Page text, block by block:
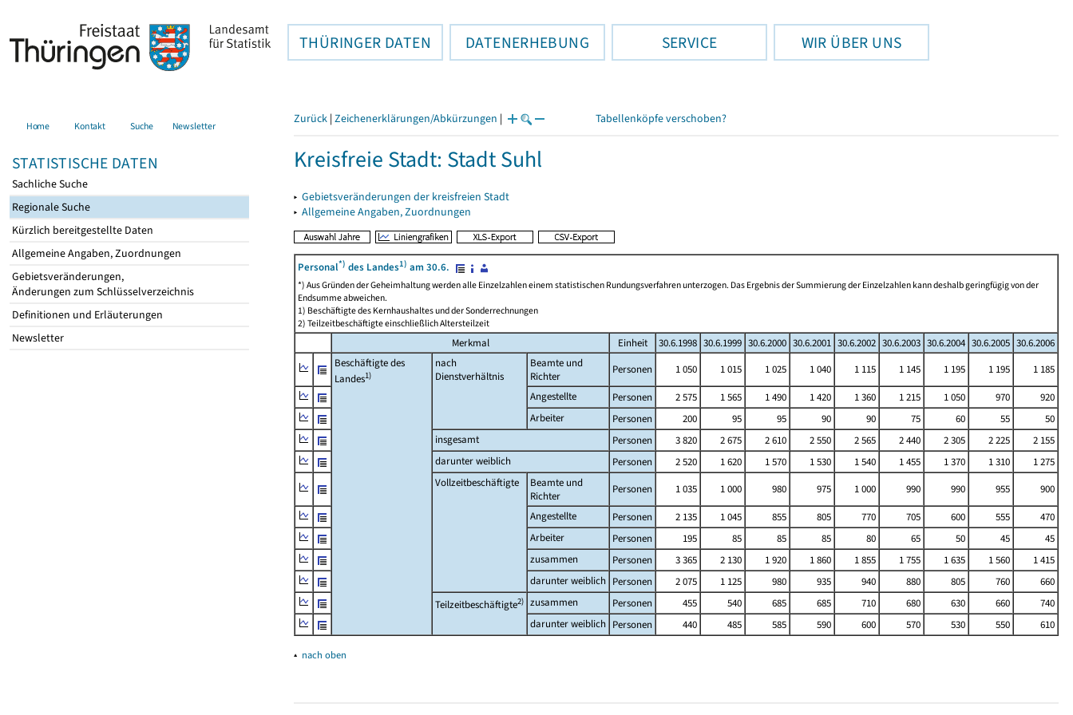
THÜRINGER DATEN DATENERHEBUNG SERVICE WIR ÜBER UNS
Home Kontakt Suche Newsletter
STATISTISCHE DATEN
Sachliche Suche
Regionale Suche
Kürzlich bereitgestellte Daten
Allgemeine Angaben, Zuordnungen
Gebietsveränderungen,
Änderungen zum Schlüsselverzeichnis
Definitionen und Erläuterungen
Newsletter
Zurück | Zeichenerklärungen/Abkürzungen | Tabellenköpfe verschoben?
Kreisfreie Stadt: Stadt Suhl
▸ Gebietsveränderungen der kreisfreien Stadt
▸ Allgemeine Angaben, Zuordnungen
Personal*) des Landes1) am 30.6.
*) Aus Gründen der Geheimhaltung werden alle Einzelzahlen einem statistischen Rundungsverfahren unterzogen. Das Ergebnis der Summierung der Einzelzahlen kann deshalb geringfügig von der
Endsumme abweichen.
1) Beschäftigte des Kernhaushaltes und der Sonderrechnungen
2) Teilzeitbeschäftigte einschließlich Altersteilzeit
Merkmal Einheit 30.6.1998 30.6.1999 30.6.2000 30.6.2001 30.6.2002 30.6.2003 30.6.2004 30.6.2005 30.6.2006
Beschäftigte des
Landes1)
nach
Dienstverhältnis
Beamte und
Richter
Personen 1 050 1 015 1 025 1 040 1 115 1 145 1 195 1 195
1 185
Angestellte
Personen 2 575 1 565 1 490 1 420 1 360 1 215 1 050 970
920
Arbeiter
Personen 200 95 95 90 90 75 60 55
50
insgesamt
Personen 3 820 2 675 2 610 2 550 2 565 2 440 2 305 2 225
2 155
darunter weiblich
Personen 2 520 1 620 1 570 1 530 1 540 1 455 1 370 1 310
1 275
Vollzeitbeschäftigte
Beamte und
Richter
Personen 1 035 1 000 980 975 1 000 990 990 955
900
Angestellte
Personen 2 135 1 045 855 805 770 705 600 555
470
Arbeiter
Personen 195 85 85 85 80 65 50 45
45
zusammen
Personen 3 365 2 130 1 920 1 860 1 855 1 755 1 635 1 560
1 415
darunter weiblich Personen 2 075 1 125 980 935 940 880 805 760
660
Teilzeitbeschäftigte2) zusammen Personen 455 540 685 685 710 680 630 660
740
darunter weiblich Personen 440 485 585 590 600 570 530 550 610
▴ nach oben